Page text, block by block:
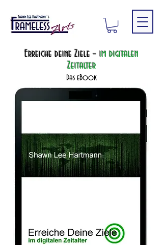
Erreiche deine Ziele – im digitalen
Zeitalter
Das eBook